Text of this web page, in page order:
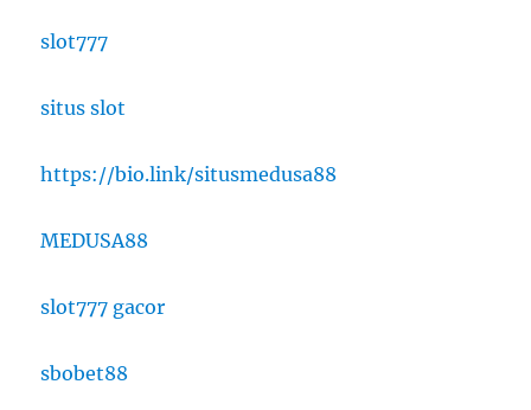
slot777
situs slot
https://bio.link/situsmedusa88
MEDUSA88
slot777 gacor
sbobet88